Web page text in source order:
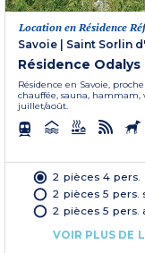
Location en Résidence
Savoie
Saint Sorlin
Résidence
Résidence en Savoie,
chauffée, sauna, hammam,
juillet/août.
2 pièces 4 pers.
2 pièces 5 pers.
2 pièces 5 pers.
VOIR PLUS DE